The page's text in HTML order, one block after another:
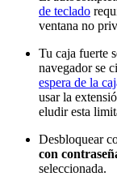
de teclado
ventana no
Tu caja fuerte
navegador se
espera de la
usar la
eludir esta
Desbloquear
con
seleccionada.